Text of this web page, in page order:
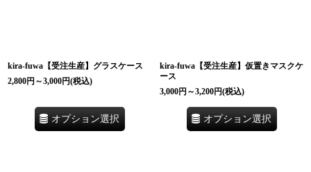
kira-fuwa【受注生産】グラスケース
2,800円 ～3,000円(税込)
オプション選択
kira-fuwa【受注生産】仮置きマスクケ
ース
3,000円 ～3,200円(税込)
オプション選択